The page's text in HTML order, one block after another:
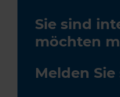
Sie sind
möchten
Melden